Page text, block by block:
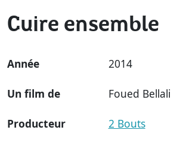
Cuire ensemble
Année 2014
Un film de Foued Bellali
Producteur 2 Bouts